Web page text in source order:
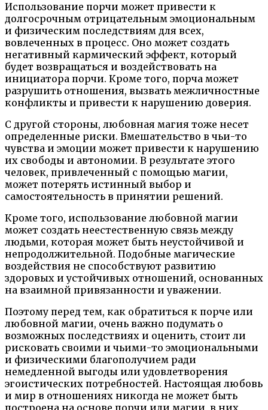
Использование порчи может привести к
долгосрочным отрицательным эмоциональным
и физическим последствиям для всех,
вовлеченных в процесс. Оно может создать
негативный кармический эффект, который
будет возвращаться и воздействовать на
инициатора порчи. Кроме того, порча может
разрушить отношения, вызвать межличностные
конфликты и привести к нарушению доверия.
С другой стороны, любовная магия тоже несет
определенные риски. Вмешательство в чьи-то
чувства и эмоции может привести к нарушению
их свободы и автономии. В результате этого
человек, привлеченный с помощью магии,
может потерять истинный выбор и
самостоятельность в принятии решений.
Кроме того, использование любовной магии
может создать неестественную связь между
людьми, которая может быть неустойчивой и
непродолжительной. Подобные магические
воздействия не способствуют развитию
здоровых и устойчивых отношений, основанных
на взаимной привязанности и уважении.
Поэтому перед тем, как обратиться к порче или
любовной магии, очень важно подумать о
возможных последствиях и оценить, стоит ли
рисковать своими и чьими-то эмоциональными
и физическими благополучием ради
немедленной выгоды или удовлетворения
эгоистических потребностей. Настоящая любовь
и мир в отношениях никогда не может быть